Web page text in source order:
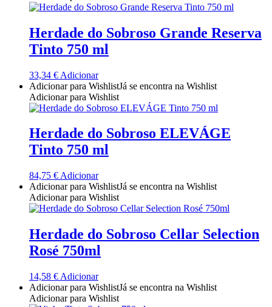
Quinta Do Paral Alentejo
Quinta do Pessegueiro - Douro
Quinta do Piloto
Quinta Do Regueiro - Região Vinhos Verdes
Quinta Do Rogel Algarve
Quinta do Sobreiró Trás-os -Montes
Quinta Do Ventozelo - Douro
Quinta Dos Termos - Beira Interior
Quinta José Rodrigues - Humanitas
Rego Wines Beira interior
Sem categoria
Herdade do Sobroso Grande Reserva
Tinto 750 ml
33,34 € Adicionar
Adicionar para WishlistJá se encontra na Wishlist
Adicionar para Wishlist
Herdade do Sobroso ELEVÁGE
Tinto 750 ml
84,75 € Adicionar
Adicionar para WishlistJá se encontra na Wishlist
Adicionar para Wishlist
Herdade do Sobroso Cellar Selection
Rosé 750ml
14,58 € Adicionar
Adicionar para WishlistJá se encontra na Wishlist
Adicionar para Wishlist